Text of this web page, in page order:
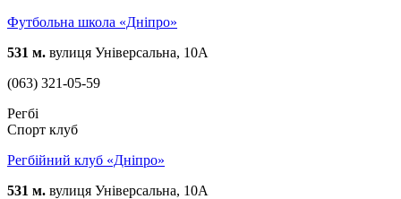
Футбольна школа «Дніпро»
531 м. вулиця Універсальна, 10А
(063) 321-05-59
Регбі
Спорт клуб
Регбійний клуб «Дніпро»
531 м. вулиця Універсальна, 10А